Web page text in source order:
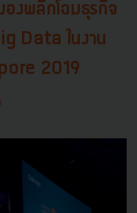
งพลิกโฉมธุรกิจ
Data ในงาน
2019